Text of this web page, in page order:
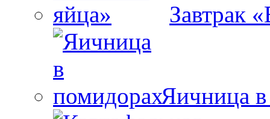
Завтрак
Яичница